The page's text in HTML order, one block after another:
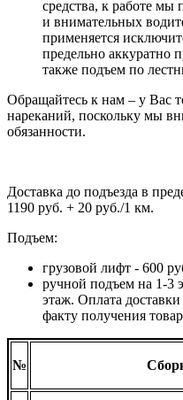
средства, к работе мы
и внимательных
применяется
предельно аккуратно
также подъем по
Обращайтесь к нам – у Вас
нареканий, поскольку мы
обязанности.
Доставка до подъезда в
1190 руб. + 20 руб./1 км.
Подъем:
грузовой лифт - 600
ручной подъем на 1-3
этаж. Оплата
факту получения
№